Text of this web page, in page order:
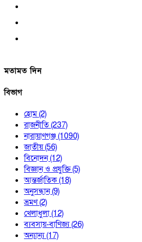
মতামত দিন
বিভাগ
হোম(2)
রাজনীতি(237)
নারায়াণগঞ্জ(1090)
জাতীয়(56)
বিনোদন(12)
বিজ্ঞান ও প্রযুক্তি(5)
আন্তর্জাতিক(18)
অনুসন্ধান(9)
ভ্রমণ(2)
খেলাধুলা(12)
ব্যবসায়-বাণিজ্য(26)
অন্যান্য(17)